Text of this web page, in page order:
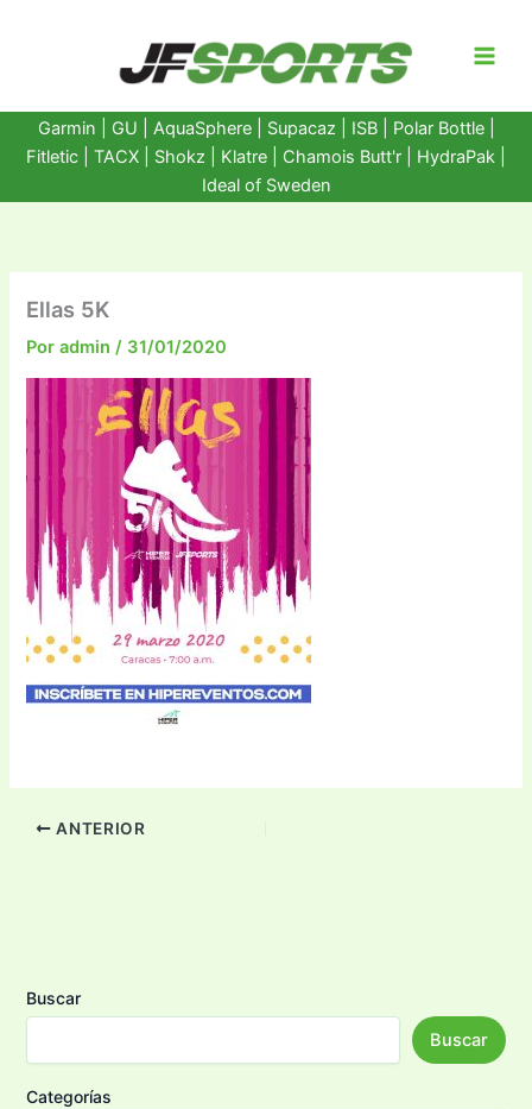
Garmin GU AquaSphere| Supacaz | ISB | Polar Bottle|
Fitletic
TACX Shokz Klatre Chamois Butt'r HydraPak
Ideal of Sweden
Ellas 5K
Poradmin/ 31/01/2020
ANTERIOR
Buscar
Buscar
Categorías